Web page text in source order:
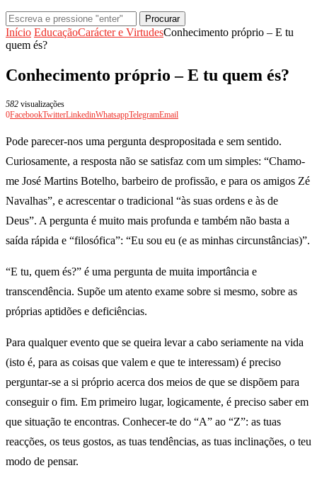
Procurar
Início EducaçãoCarácter e VirtudesConhecimento próprio – E tu
quem és?
Conhecimento próprio – E tu quem és?
582 visualizações
0FacebookTwitterLinkedinWhatsappTelegramEmail
Pode parecer-nos uma pergunta despropositada e sem sentido.
Curiosamente, a resposta não se satisfaz com um simples: “Chamo-
me José Martins Botelho, barbeiro de profissão, e para os amigos Zé
Navalhas”, e acrescentar o tradicional “às suas ordens e às de
Deus”. A pergunta é muito mais profunda e também não basta a
saída rápida e “filosófica”: “Eu sou eu (e as minhas circunstâncias)”.
“E tu, quem és?” é uma pergunta de muita importância e
transcendência. Supõe um atento exame sobre si mesmo, sobre as
próprias aptidões e deficiências.
Para qualquer evento que se queira levar a cabo seriamente na vida
(isto é, para as coisas que valem e que te interessam) é preciso
perguntar-se a si próprio acerca dos meios de que se dispõem para
conseguir o fim. Em primeiro lugar, logicamente, é preciso saber em
que situação te encontras. Conhecer-te do “A” ao “Z”: as tuas
reacções, os teus gostos, as tuas tendências, as tuas inclinações, o teu
modo de pensar.